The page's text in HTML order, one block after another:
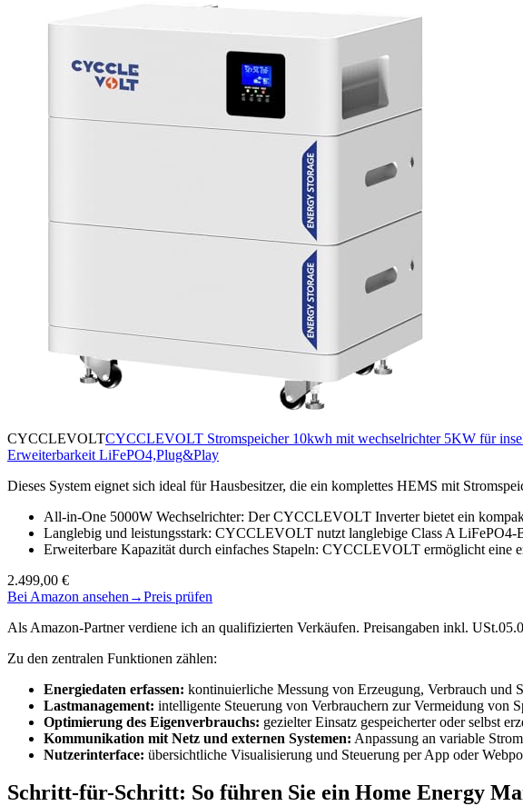
CYCCLEVOLTCYCCLEVOLT Stromspeicher 10kwh mit wechselrichter 5KW für
Erweiterbarkeit LiFePO4,Plug&Play
Dieses System eignet sich ideal für Hausbesitzer, die ein komplettes HEMS mit
All-in-One 5000W Wechselrichter: Der CYCCLEVOLT Inverter bietet ein
Langlebig und leistungsstark: CYCCLEVOLT nutzt langlebige Class A
Erweiterbare Kapazität durch einfaches Stapeln: CYCCLEVOLT ermöglicht eine
2.499,00 €
Bei Amazon ansehen →Preis prüfen
Als Amazon-Partner verdiene ich an qualifizierten Verkäufen. Preisangaben inkl.
Zu den zentralen Funktionen zählen:
Energiedaten erfassen: kontinuierliche Messung von Erzeugung, Verbrauch und
Lastmanagement: intelligente Steuerung von Verbrauchern zur Vermeidung von
Optimierung des Eigenverbrauchs: gezielter Einsatz gespeicherter oder selbst
Kommunikation mit Netz und externen Systemen: Anpassung an variable
Nutzerinterface: übersichtliche Visualisierung und Steuerung per App oder
Schritt-für-Schritt: So führen Sie ein Home Energy